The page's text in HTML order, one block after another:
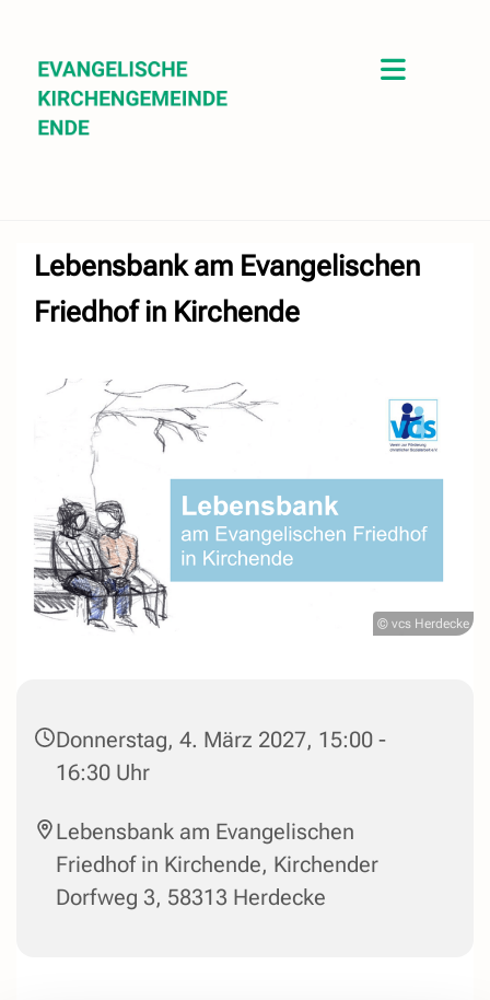
Lebensbank am Evangelischen
Friedhof in Kirchende
© vcs Herdecke
Donnerstag, 4. März 2027, 15:00 -
16:30 Uhr
Lebensbank am Evangelischen
Friedhof in Kirchende, Kirchender
Dorfweg 3, 58313 Herdecke